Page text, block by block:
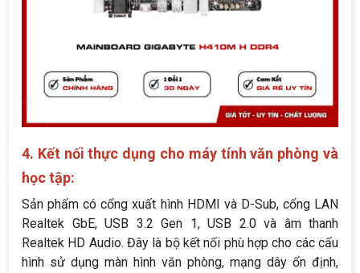
4. Kết nối thực dụng cho máy tính văn phòng và
học tập:
Sản phẩm có cổng xuất hình HDMI và D-Sub, cổng LAN
Realtek GbE, USB 3.2 Gen 1, USB 2.0 và âm thanh
Realtek HD Audio. Đây là bộ kết nối phù hợp cho các cấu
hình sử dụng màn hình văn phòng, mạng dây ổn định,